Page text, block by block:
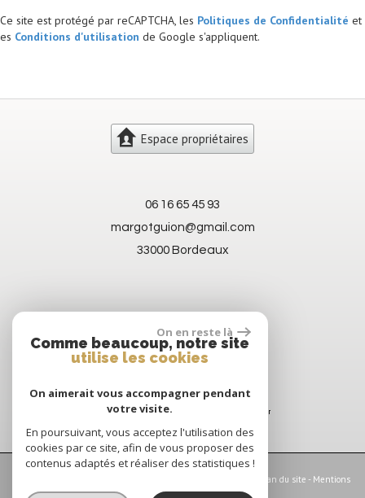
Ce site est protégé par reCAPTCHA, les Politiques de Confidentialité et
es Conditions d'utilisation de Google s'appliquent.
Espace propriétaires
06 16 65 45 93
margotguion@gmail.com
33000 Bordeaux
Plan du site - Mentions
légales-Nos honoraires-Partenaires -Admin-Politique RGPD
On en reste là
Comme beaucoup, notre site
utilise les cookies
On aimerait vous accompagner pendant
votre visite.
En poursuivant, vous acceptez l'utilisation des
cookies par ce site, afin de vous proposer des
contenus adaptés et réaliser des statistiques !